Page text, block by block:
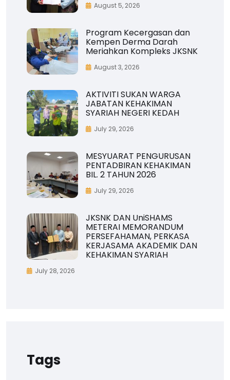
August 5, 2026
Program Kecergasan dan
Kempen Derma Darah
Meriahkan Kompleks JKSNK
August 3, 2026
AKTIVITI SUKAN WARGA
JABATAN KEHAKIMAN
SYARIAH NEGERI KEDAH
July 29, 2026
MESYUARAT PENGURUSAN
PENTADBIRAN KEHAKIMAN
BIL. 2 TAHUN 2026
July 29, 2026
JKSNK DAN UniSHAMS
METERAI MEMORANDUM
PERSEFAHAMAN, PERKASA
KERJASAMA AKADEMIK DAN
KEHAKIMAN SYARIAH
July 28, 2026
Tags